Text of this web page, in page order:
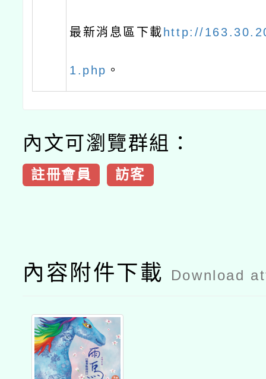
最新消息區下載 http://
1.php 。
內文可瀏覽群組：
註冊會員 訪客
內容附件下載 Download